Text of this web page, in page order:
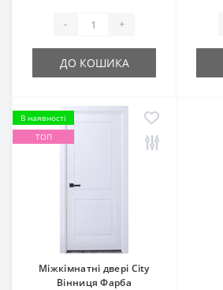
- +
ДО КОШИКА
В наявності
ТОП
Міжкімнатні двері City
Вінниця Фарба